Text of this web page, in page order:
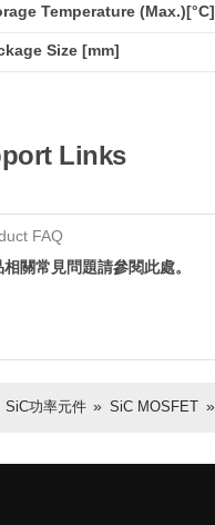
Temperature (Max.)[°C]
Size [mm]
Links
FAQ
相關常見問題請參閱此處。
SiC功率元件 SiC MOSFET